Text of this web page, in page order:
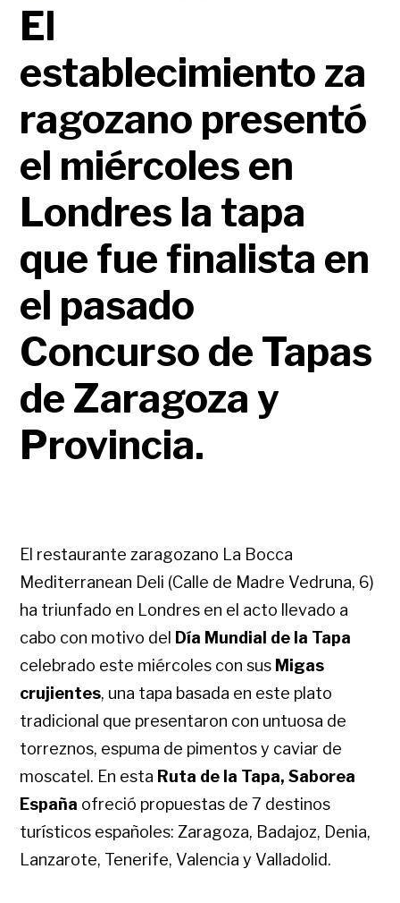
El
establecimiento za
ragozano presentó
el miércoles en
Londres la tapa
que fue finalista en
el pasado
Concurso de Tapas
de Zaragoza y
Provincia.
El restaurante zaragozano La Bocca
Mediterranean Deli (Calle de Madre Vedruna, 6)
ha triunfado en Londres en el acto llevado a
cabo con motivo del Día Mundial de la Tapa
celebrado este miércoles con sus Migas
crujientes, una tapa basada en este plato
tradicional que presentaron con untuosa de
torreznos, espuma de pimentos y caviar de
moscatel. En esta Ruta de la Tapa, Saborea
España ofreció propuestas de 7 destinos
turísticos españoles: Zaragoza, Badajoz, Denia,
Lanzarote, Tenerife, Valencia y Valladolid.